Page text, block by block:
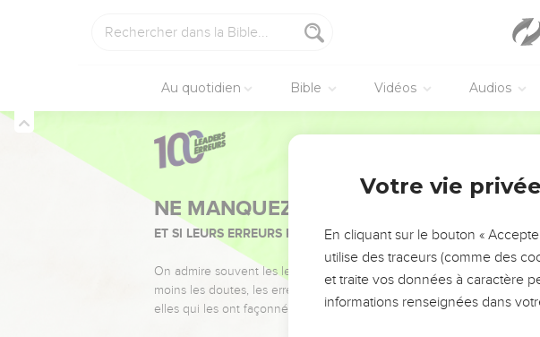
Au quotidien Bible Vidéos Audios
NE MANQUEZ PAS L’ÉVÉNEMENT DE
ET SI LEURS ERREURS POUVAIENT VOUS ÉVITER LES VOTRES ?
On admire souvent les leaders pour leurs réussites, leur impact, leur
moins les doutes, les erreurs et les saisons difficiles qu'ils ont
elles qui les ont façonnés.
Votre vie
En cliquant sur le bouton «
utilise des traceurs (comme des
et traite vos données à caractère
informations renseignées dans